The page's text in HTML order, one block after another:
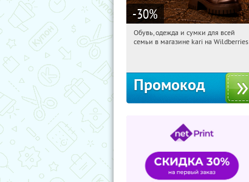
-30%
16:24:22 Получили:
Обувь, одежда и сумки для всей
семьи в магазине kari на Wildberries
Промокод